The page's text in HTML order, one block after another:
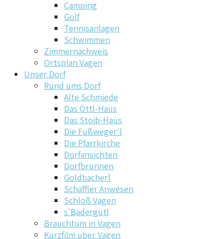
Camping
Golf
Tennisanlagen
Schwimmen
Zimmernachweis
Ortsplan Vagen
Unser Dorf
Rund ums Dorf
Alte Schmiede
Das Öttl-Haus
Das Stoib-Haus
Die Fußweger'l
Die Pfarrkirche
Dorfansichten
Dorfbrunnen
Goldbacherl
Schäffler Anwesen
Schloß Vagen
s'Badergütl
Brauchtum in Vagen
Kurzfilm über Vagen